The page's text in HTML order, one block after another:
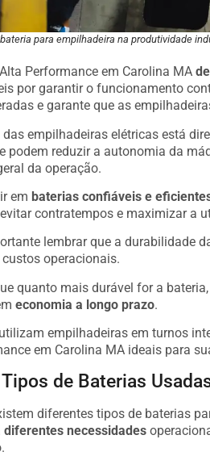
para empilhadeira na produtividade
Performance em Carolina MA
por garantir o funcionamento
e garante que as
das empilhadeiras elétricas está
podem reduzir a autonomia da
da operação.
em baterias confiáveis e
contratempos e maximizar a
lembrar que a durabilidade
operacionais.
quanto mais durável for a
economia a longo prazo.
empilhadeiras em turnos
em Carolina MA ideais para
de Baterias
diferentes tipos de baterias
diferentes necessidades